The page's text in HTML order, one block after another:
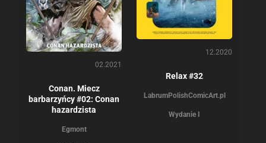
02.2021
Conan. Miecz
barbarzyńcy #02: Conan
hazardzista
Egmont
12.2020
Relax #32
LabrumPolishComicArt.pl
Wydanie I